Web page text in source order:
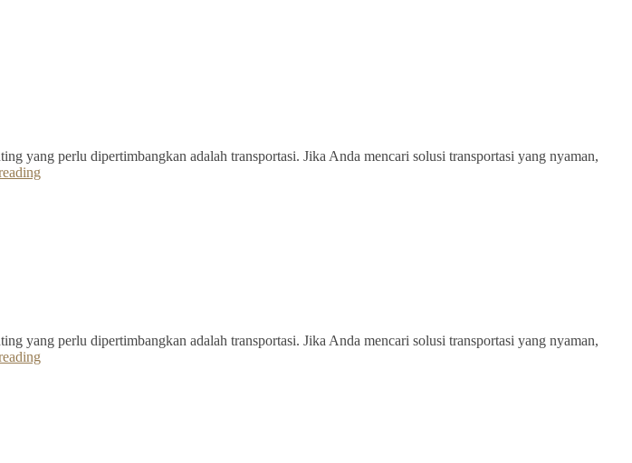
yang perlu dipertimbangkan adalah transportasi. Jika Anda mencari solusi transportasi yang nyaman,
yang perlu dipertimbangkan adalah transportasi. Jika Anda mencari solusi transportasi yang nyaman,